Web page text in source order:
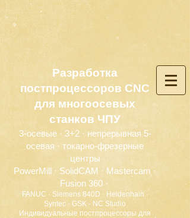
Разработка
постпроцессоров CNC
для многоосевых
станков ЧПУ
3-осевые · 3+2 · непрерывная 5-
осевая · токарно-фрезерные
центры
PowerMill · SolidCAM · Mastercam ·
Fusion 360 ·
FANUC · Siemens 840D · Heidenhain ·
Syntec · GSK · NC Studio
Индивидуальные постпроцессоры для